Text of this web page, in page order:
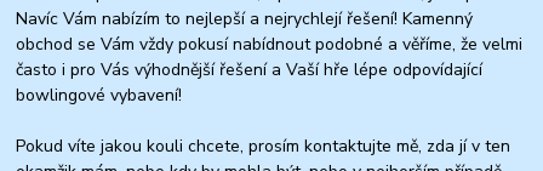
Navíc Vám nabízím to nejlepší a nejrychlejí řešení! Kamenný
obchod se Vám vždy pokusí nabídnout podobné a věříme, že velmi
často i pro Vás výhodnější řešení a Vaší hře lépe odpovídající
bowlingové vybavení!
Pokud víte jakou kouli chcete, prosím kontaktujte mě, zda jí v ten